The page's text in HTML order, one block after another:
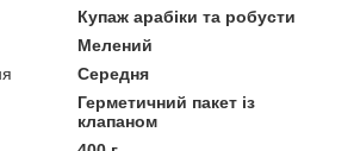
Купаж арабіки та робусти
Мелений
Середня
Герметичний пакет із
клапаном